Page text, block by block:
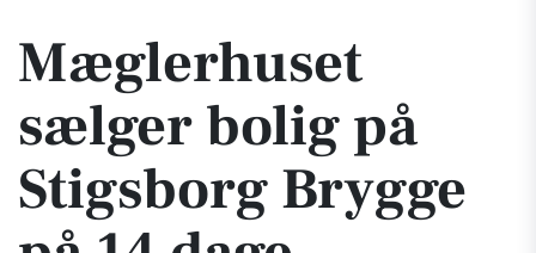
Mæglerhuset
sælger bolig på
Stigsborg Brygge